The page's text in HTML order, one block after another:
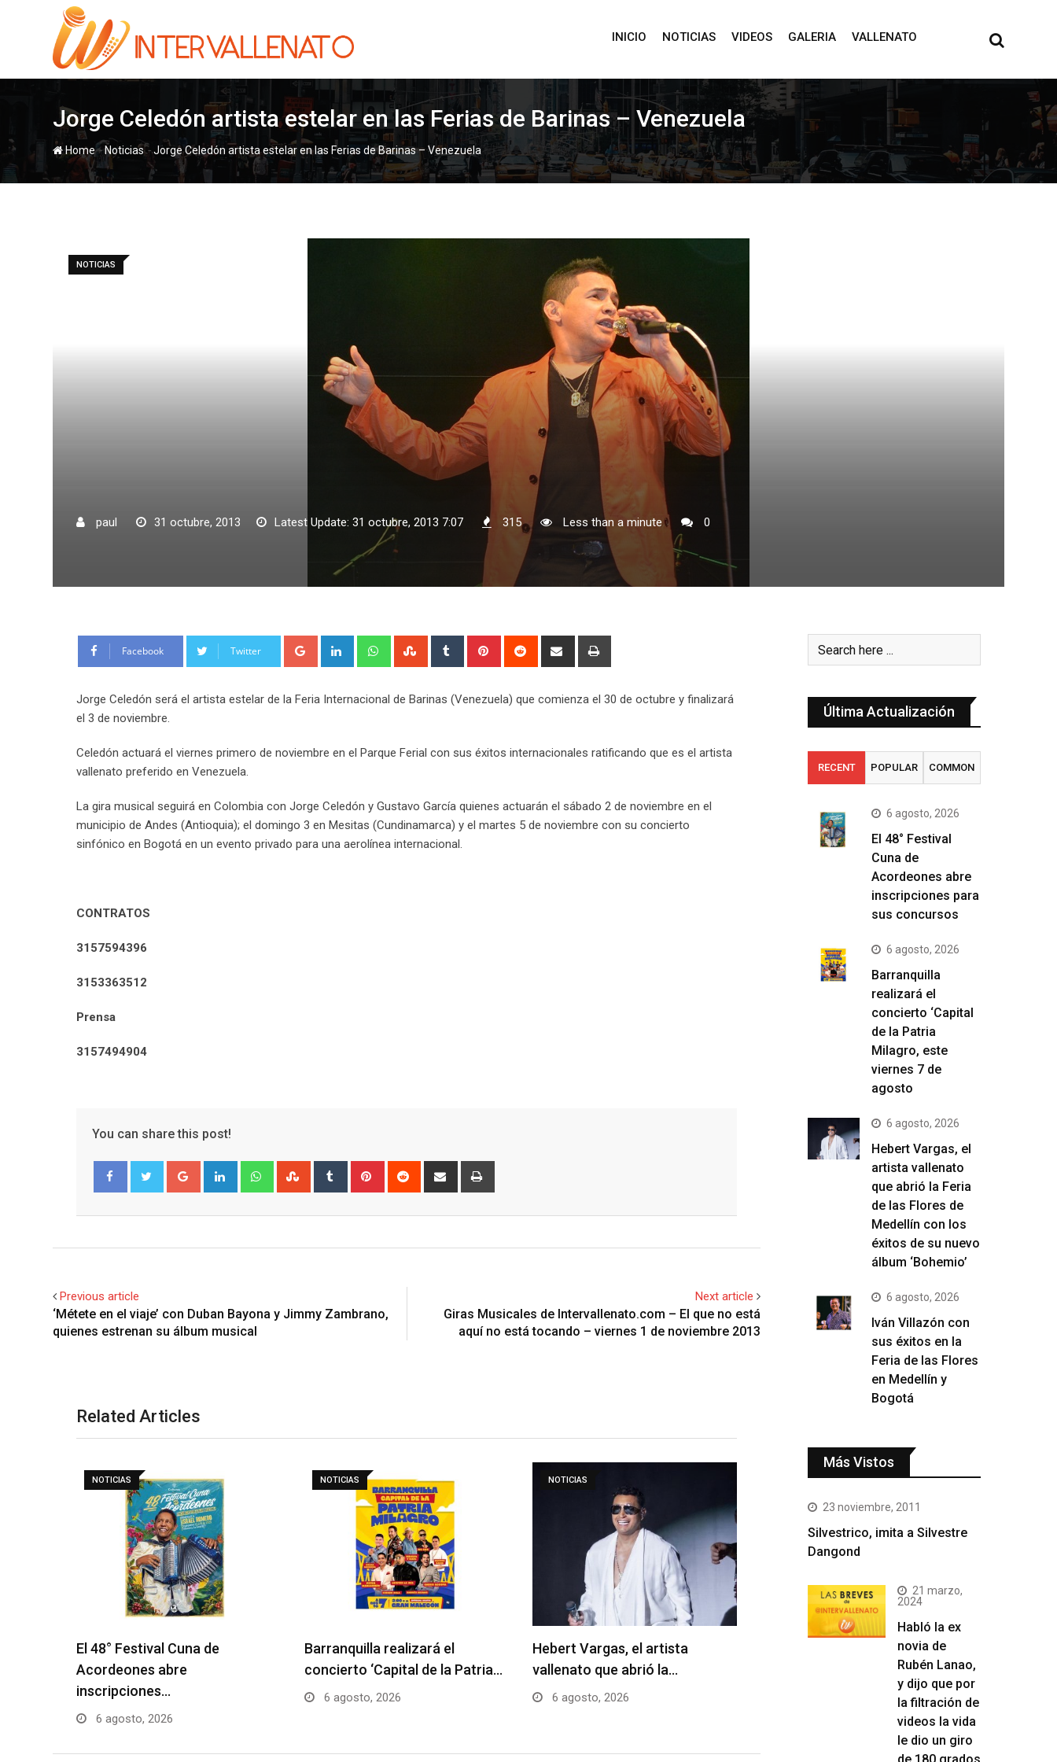
INICIO NOTICIAS VIDEOS GALERIA VALLENATO
Jorge Celedón artista estelar en las Ferias de Barinas – Venezuela
Home-Noticias-Jorge Celedón artista estelar en las Ferias de Barinas – Venezuela
NOTICIAS
paul 31 octubre, 2013 Latest Update: 31 octubre, 2013 7:07 315 Less than a minute 0
Facebook Twitter Google+ LinkedIn WhatsappStumbleUpon
Tumblr Pinterest Reddit
Share
Jorge Celedón será el artista estelar de la Feria Internacional de Barinas (Venezuela) que comienza el 30 de octubre y finalizará
el 3 de noviembre.
Celedón actuará el viernes primero de noviembre en el Parque Ferial con sus éxitos internacionales ratificando que es el artista
vallenato preferido en Venezuela.
La gira musical seguirá en Colombia con Jorge Celedón y Gustavo García quienes actuarán el sábado 2 de noviembre en el
municipio de Andes (Antioquia); el domingo 3 en Mesitas (Cundinamarca) y el martes 5 de noviembre con su concierto
sinfónico en Bogotá en un evento privado para una aerolínea internacional.
CONTRATOS
3157594396
3153363512
Prensa
3157494904
You can share this post!
Google+ LinkedIn WhatsappStumbleUpon
Tumblr Pinterest Reddit
Share
Previous article
‘Métete en el viaje’ con Duban Bayona y Jimmy Zambrano,
quienes estrenan su álbum musical
Next article
Giras Musicales de Intervallenato.com – El que no está
aquí no está tocando – viernes 1 de noviembre 2013
Related Articles
NOTICIAS
El 48° Festival Cuna de
Acordeones abre
inscripciones…
6 agosto, 2026
NOTICIAS
Barranquilla realizará el
concierto ‘Capital de la Patria…
6 agosto, 2026
NOTICIAS
Hebert Vargas, el artista
vallenato que abrió la…
6 agosto, 2026
Última Actualización
RECENT POPULAR COMMON
6 agosto, 2026
El 48° Festival
Cuna de
Acordeones abre
inscripciones para
sus concursos
6 agosto, 2026
Barranquilla
realizará el
concierto ‘Capital
de la Patria
Milagro, este
viernes 7 de
agosto
6 agosto, 2026
Hebert Vargas, el
artista vallenato
que abrió la Feria
de las Flores de
Medellín con los
éxitos de su nuevo
álbum ‘Bohemio’
6 agosto, 2026
Iván Villazón con
sus éxitos en la
Feria de las Flores
en Medellín y
Bogotá
Más Vistos
23 noviembre, 2011
Silvestrico, imita a Silvestre
Dangond
21 marzo,
2024
Habló la ex
novia de
Rubén Lanao,
y dijo que por
la filtración de
videos la vida
le dio un giro